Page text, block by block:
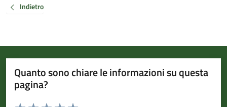
Indietro
Quanto sono chiare le informazioni su questa
pagina?
Valuta da 1 a 5 stelle la pagina